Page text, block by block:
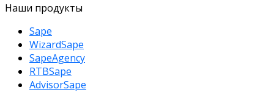
Наши продукты
Sape
WizardSape
SapeAgency
RTBSape
AdvisorSape